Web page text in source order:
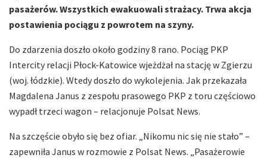
pasażerów. Wszystkich ewakuowali strażacy. Trwa akcja
postawienia pociągu z powrotem na szyny.
Do zdarzenia doszło około godziny 8 rano. Pociąg PKP
Intercity relacji Płock-Katowice wjeżdżał na stację w Zgierzu
(woj. łódzkie). Wtedy doszło do wykolejenia. Jak przekazała
Magdalena Janus z zespołu prasowego PKP z toru częściowo
wypadł trzeci wagon – relacjonuje Polsat News.
Na szczęście obyło się bez ofiar. „Nikomu nic się nie stało” –
zapewniła Janus w rozmowie z Polsat News. „Pasażerowie